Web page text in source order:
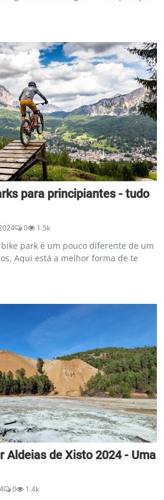
para principiantes - tudo
0 1.5k
park é um pouco diferente de um
Aqui está a melhor forma de te
Aldeias de Xisto 2024 - Uma
0 1.4k